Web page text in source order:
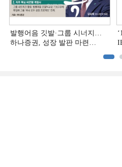
발행어음 깃발·그룹 시너지…
하나증권, 성장 발판 마련